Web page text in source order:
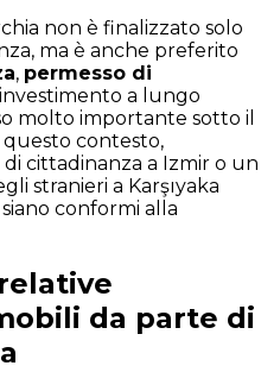
non è finalizzato solo
ma è anche preferito
, permesso di
a lungo
molto importante sotto il
contesto,
cittadinanza a Izmir o un
stranieri a Karşıyaka
conformi alla
da parte di